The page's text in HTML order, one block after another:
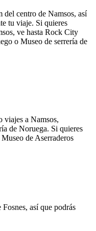
del centro de Namsos, así
tu viaje. Si quieres
ve hasta Rock City
o Museo de serrería de
viajes a Namsos,
de Noruega. Si quieres
de Aserraderos
así que podrás